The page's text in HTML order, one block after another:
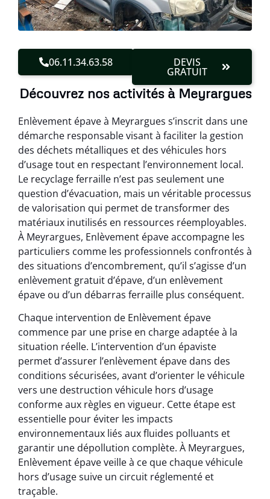
06.11.34.63.58 DEVIS
GRATUIT
Découvrez nos activités à Meyrargues
Enlèvement épave à Meyrargues s’inscrit dans une
démarche responsable visant à faciliter la gestion
des déchets métalliques et des véhicules hors
d’usage tout en respectant l’environnement local.
Le recyclage ferraille n’est pas seulement une
question d’évacuation, mais un véritable processus
de valorisation qui permet de transformer des
matériaux inutilisés en ressources réemployables.
À Meyrargues, Enlèvement épave accompagne les
particuliers comme les professionnels confrontés à
des situations d’encombrement, qu’il s’agisse d’un
enlèvement gratuit d’épave, d’un enlèvement
épave ou d’un débarras ferraille plus conséquent.
Chaque intervention de Enlèvement épave
commence par une prise en charge adaptée à la
situation réelle. L’intervention d’un épaviste
permet d’assurer l’enlèvement épave dans des
conditions sécurisées, avant d’orienter le véhicule
vers une destruction véhicule hors d’usage
conforme aux règles en vigueur. Cette étape est
essentielle pour éviter les impacts
environnementaux liés aux fluides polluants et
garantir une dépollution complète. À Meyrargues,
Enlèvement épave veille à ce que chaque véhicule
hors d’usage suive un circuit réglementé et
traçable.